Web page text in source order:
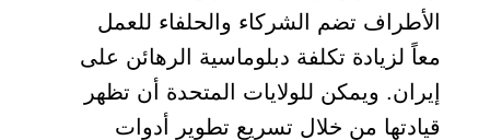
الأطراف تضم الشركاء والحلفاء للعمل
معاً لزيادة تكلفة دبلوماسية الرهائن على
إيران. ويمكن للولايات المتحدة أن تظهر
قيادتها من خلال تسريع تطوير أدوات